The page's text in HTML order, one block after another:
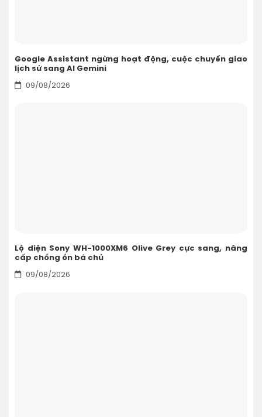
Google Assistant ngừng hoạt động, cuộc chuyển giao
lịch sử sang AI Gemini
09/08/2026
Lộ diện Sony WH-1000XM6 Olive Grey cực sang, nâng
cấp chống ồn bá chủ
09/08/2026